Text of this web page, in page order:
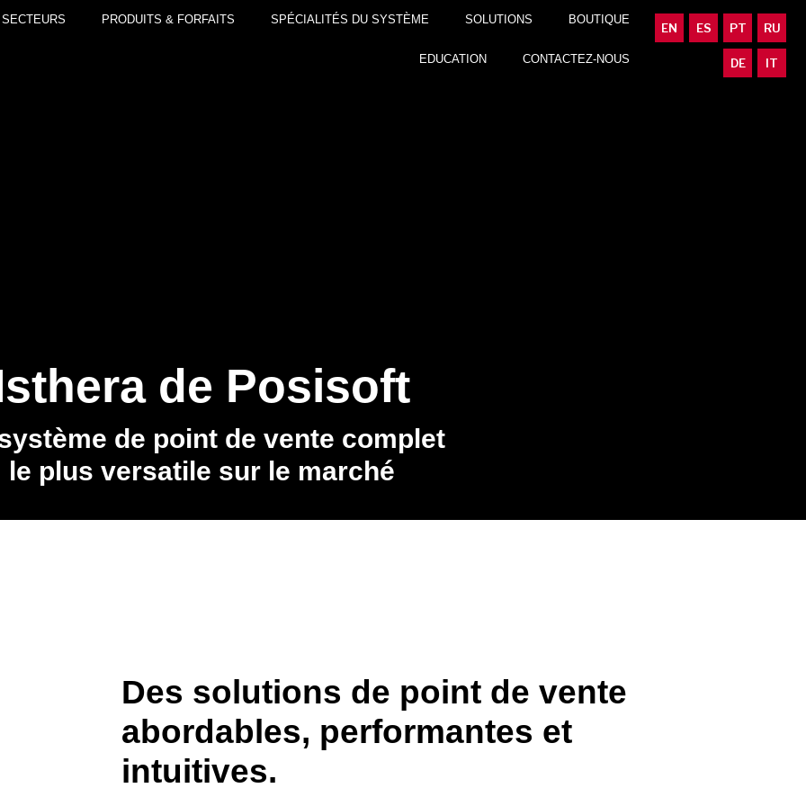
SECTEURS PRODUITS & FORFAITS SPÉCIALITÉS DU SYSTÈME SOLUTIONS BOUTIQUE
EDUCATION CONTACTEZ-NOUS
EN ES PT RU
DE IT
de Posisoft
de point de vente complet
le plus versatile sur le marché
Des solutions de point de vente
abordables, performantes et
intuitives.